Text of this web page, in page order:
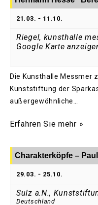
21.03. - 11.10.
Riegel, kunsthalle
Google Karte
Die Kunsthalle Messmer
Kunststiftung der
außergewöhnliche…
Erfahren Sie mehr »
Charakterköpfe –
29.03. - 25.10.
Sulz a.N.,
Deutschland